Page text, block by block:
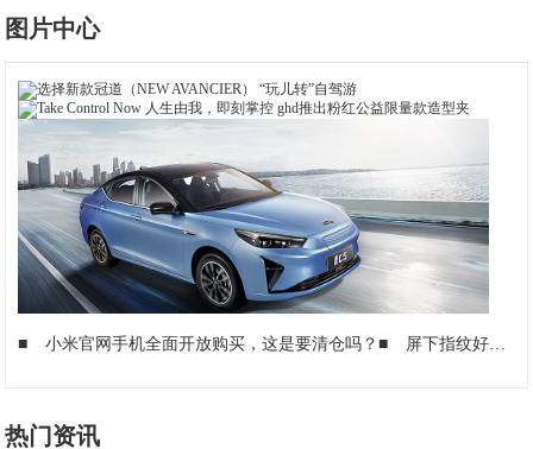
图片中心
■ 小米官网手机全面开放购买，这是要清仓吗？■ 屏下指纹好用吗?X20PlusUD一周体验
热门资讯